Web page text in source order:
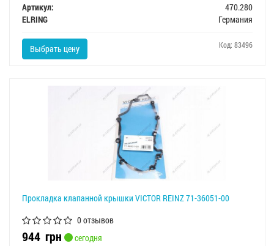
Артикул:
470.280
ELRING
Германия
Выбрать цену Код: 83496
Прокладка клапанной крышки VICTOR REINZ 71-36051-00
0 отзывов
944 грн
сегодня